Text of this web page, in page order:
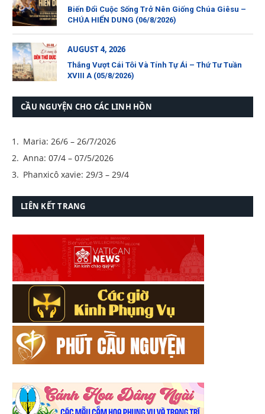
Biến Đổi Cuộc Sống Trở Nên Giống Chúa Giêsu –
CHÚA HIỂN DUNG (06/8/2026)
AUGUST 4, 2026
Thắng Vượt Cái Tôi Và Tính Tự Ái – Thứ Tư Tuần
XVIII A (05/8/2026)
CẦU NGUYỆN CHO CÁC LINH HỒN
Maria: 26/6 – 26/7/2026
Anna: 07/4 – 07/5/2026
Phanxicô xavie: 29/3 – 29/4
LIÊN KẾT TRANG